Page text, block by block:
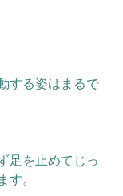
する姿はまるで
足を止めてじっ
す。